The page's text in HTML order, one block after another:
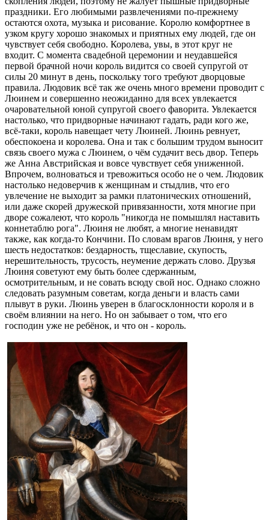
праздники. Его любимыми развлечениями по-прежнему
остаются охота, музыка и рисование. Королю комфортнее в
узком кругу хорошо знакомых и приятных ему людей, где он
чувствует себя свободно. Королева, увы, в этот круг не
входит. С момента свадебной церемонии и неудавшейся
первой брачной ночи король видится со своей супругой от
силы 20 минут в день, поскольку того требуют дворцовые
правила. Людовик всё так же очень много времени проводит с
Люинем и совершенно неожиданно для всех увлекается
очаровательной юной супругой своего фаворита. Увлекается
настолько, что придворные начинают гадать, ради кого же,
всё-таки, король навещает чету Люиней. Люинь ревнует,
обеспокоена и королева. Она и так с большим трудом выносит
связь своего мужа с Люинем, о чём судачит весь двор. Теперь
же Анна Австрийская и вовсе чувствует себя униженной.
Впрочем, волноваться и тревожиться особо не о чем. Людовик
настолько недоверчив к женщинам и стыдлив, что его
увлечение не выходит за рамки платонических отношений,
или даже скорей дружеской привязанности, хотя многие при
дворе сожалеют, что король "никогда не помышлял наставить
коннетаблю рога". Люиня не любят, а многие ненавидят
также, как когда-то Кончини. По словам врагов Люиня, у него
шесть недостатков: бездарность, тщеславие, скупость,
нерешительность, трусость, неумение держать слово. Друзья
Люиня советуют ему быть более сдержанным,
осмотрительным, и не совать всюду свой нос. Однако сложно
следовать разумным советам, когда деньги и власть сами
плывут в руки. Люинь уверен в благосклонности короля и в
своём влиянии на него. Но он забывает о том, что его
господин уже не ребёнок, и что он - король.